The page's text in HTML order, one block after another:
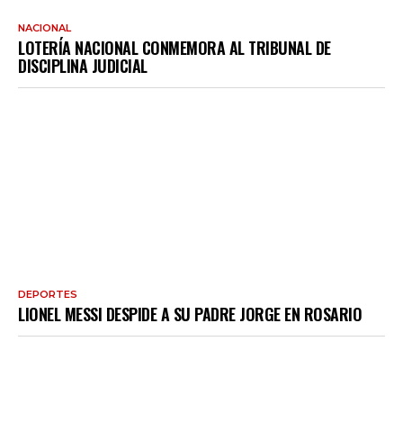
NACIONAL
LOTERÍA NACIONAL CONMEMORA AL TRIBUNAL DE
DISCIPLINA JUDICIAL
DEPORTES
LIONEL MESSI DESPIDE A SU PADRE JORGE EN ROSARIO